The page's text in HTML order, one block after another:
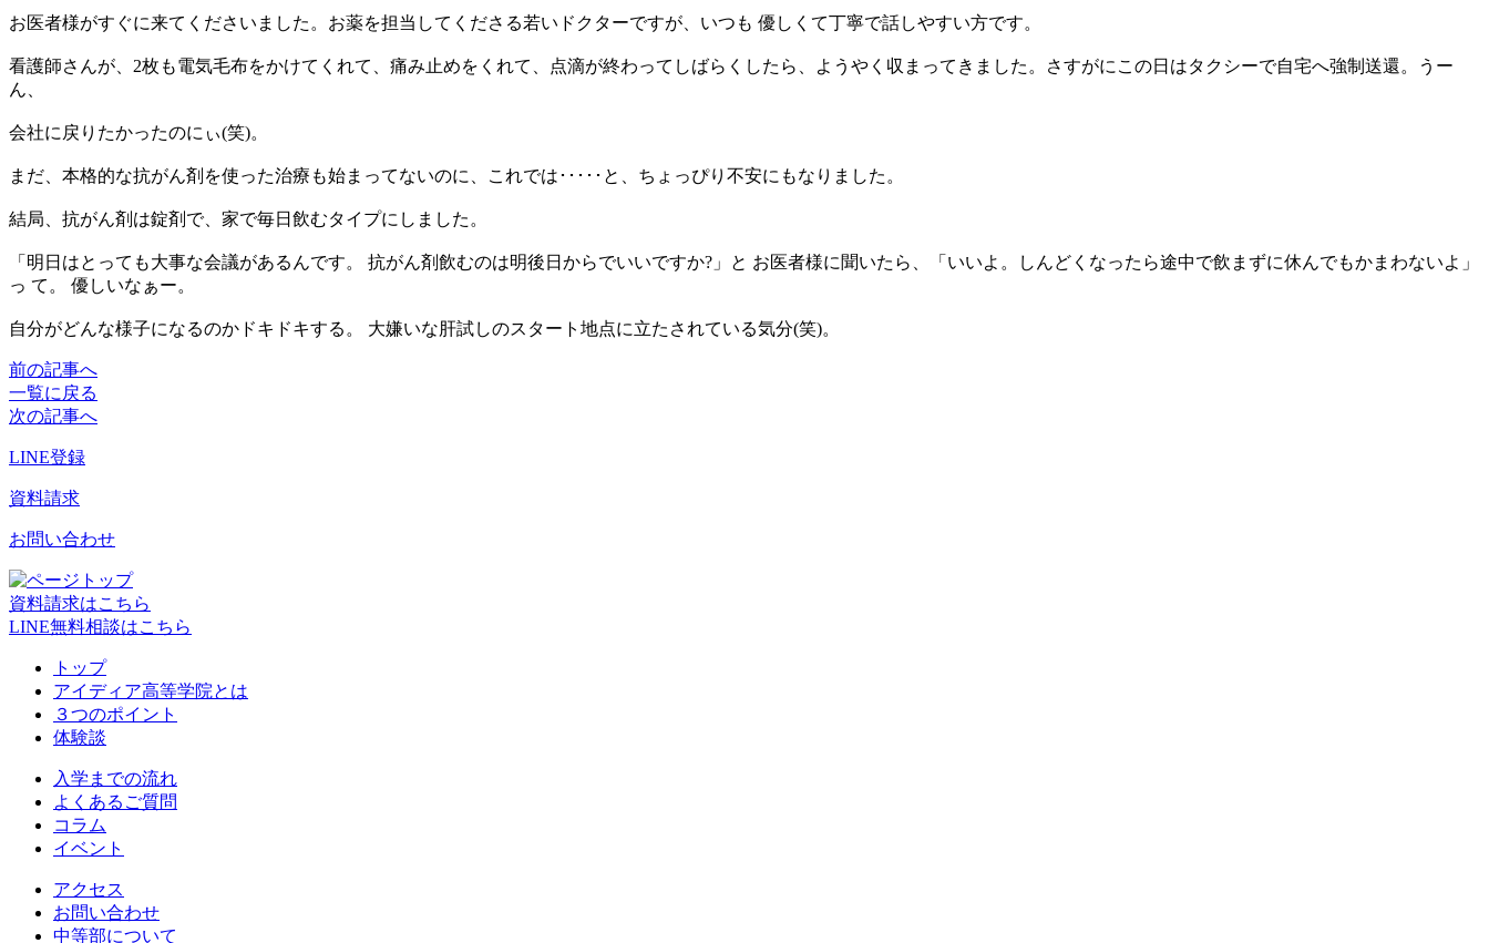
お医者様がすぐに来てくださいました。お薬を担当してくださる若いドクターですが、いつも 優しくて丁寧で話しやすい方です。
看護師さんが、2枚も電気毛布をかけてくれて、痛み止めをくれて、点滴が終わってしばらくしたら、ようやく収まってきました。さすがにこの日はタクシーで自宅へ強制送還。うー
ん、
会社に戻りたかったのにぃ(笑)。
まだ、本格的な抗がん剤を使った治療も始まってないのに、これでは･････と、ちょっぴり不安にもなりました。
結局、抗がん剤は錠剤で、家で毎日飲むタイプにしました。
「明日はとっても大事な会議があるんです。 抗がん剤飲むのは明後日からでいいですか?」と お医者様に聞いたら、「いいよ。しんどくなったら途中で飲まずに休んでもかまわないよ」
っ て。 優しいなぁー。
自分がどんな様子になるのかドキドキする。 大嫌いな肝試しのスタート地点に立たされている気分(笑)。
前の記事へ
一覧に戻る
次の記事へ
LINE登録
資料請求
お問い合わせ
資料請求はこちら
LINE無料相談はこちら
トップ
アイディア高等学院とは
３つのポイント
体験談
入学までの流れ
よくあるご質問
コラム
イベント
アクセス
お問い合わせ
中等部について